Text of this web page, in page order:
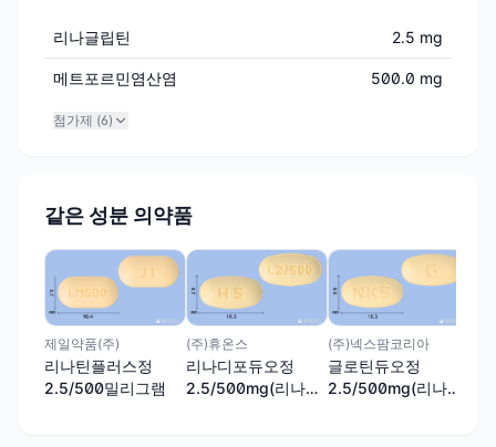
리나글립틴 2.5 mg
메트포르민염산염 500.0 mg
첨가제 (6)
같은 성분 의약품
제일약품(주)
리나틴플러스정
2.5/500밀리그램
(주)휴온스
리나디포듀오정
2.5/500mg(리나글
(주)넥스팜코리아
글로틴듀오정
2.5/500mg(리나글